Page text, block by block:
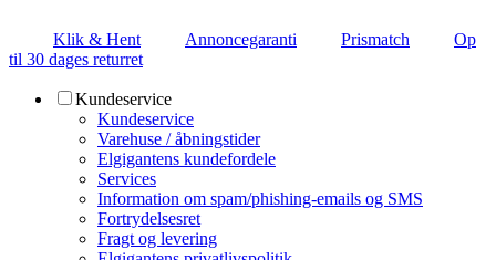
Klik & Hent Annoncegaranti Prismatch
Op
til 30 dages returret
Kundeservice
Kundeservice
Varehuse / åbningstider
Elgigantens kundefordele
Services
Information om spam/phishing-emails og SMS
Fortrydelsesret
Fragt og levering